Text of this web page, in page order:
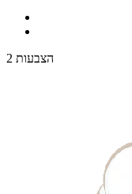
2 הצבעות